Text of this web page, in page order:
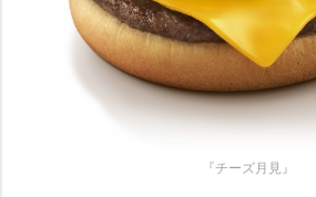
『チーズ月見』